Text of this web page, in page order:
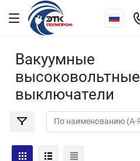
Вакуумные
высоковольтные
выключатели